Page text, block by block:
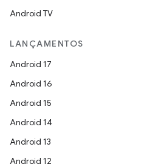
Android TV
LANÇAMENTOS
Android 17
Android 16
Android 15
Android 14
Android 13
Android 12